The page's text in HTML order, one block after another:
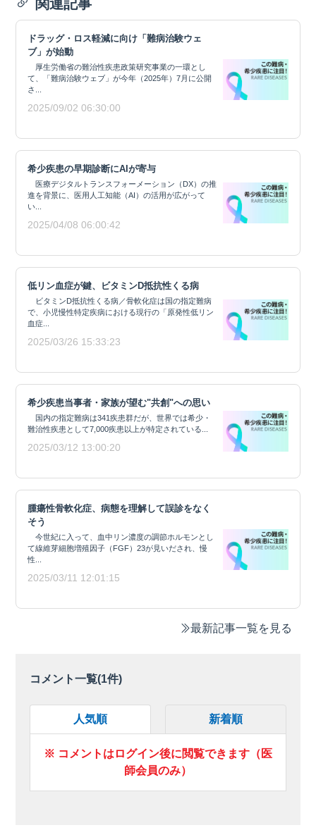
関連記事
ドラッグ・ロス軽減に向け「難病治験ウェ
ブ」が始動
厚生労働省の難治性疾患政策研究事業の一環とし
て、「難病治験ウェブ」が今年（2025年）7月に公開
さ...
2025/09/02 06:30:00
希少疾患の早期診断にAIが寄与
医療デジタルトランスフォーメーション（DX）の推
進を背景に、医用人工知能（AI）の活用が広がって
い...
2025/04/08 06:00:42
低リン血症が鍵、ビタミンD抵抗性くる病
ビタミンD抵抗性くる病／骨軟化症は国の指定難病
で、小児慢性特定疾病における現行の「原発性低リン
血症...
2025/03/26 15:33:23
希少疾患当事者・家族が望む"共創"への思い
国内の指定難病は341疾患群だが、世界では希少・
難治性疾患として7,000疾患以上が特定されている...
2025/03/12 13:00:20
腫瘍性骨軟化症、病態を理解して誤診をなく
そう
今世紀に入って、血中リン濃度の調節ホルモンとし
て線維芽細胞増殖因子（FGF）23が見いだされ、慢
性...
2025/03/11 12:01:15
最新記事一覧を見る
コメント一覧(1件)
人気順 新着順
※ コメントはログイン後に閲覧できます（医
師会員のみ）